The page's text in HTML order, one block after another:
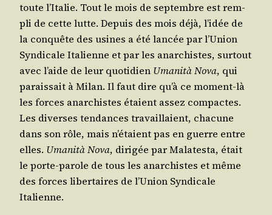
toute l’I­ta­lie. Tout le mois de sep­tembre est rem­
pli de cette lutte. Depuis des mois déjà, l’i­dée de
la conquête des usines a été lan­cée par l’U­nion
Syn­di­cale Ita­lienne et par les anar­chistes, sur­tout
avec l’aide de leur quo­ti­dien Uma­ni­tà Nova, qui
parais­sait à Milan. Il faut dire qu’à ce moment-là
les forces anar­chistes étaient assez com­pactes.
Les diverses ten­dances tra­vaillaient, cha­cune
dans son rôle, mais n’é­taient pas en guerre entre
elles. Uma­ni­tà Nova, diri­gée par Mala­tes­ta, était
le porte-parole de tous les anar­chistes et même
des forces liber­taires de l’U­nion Syn­di­cale
Italienne.